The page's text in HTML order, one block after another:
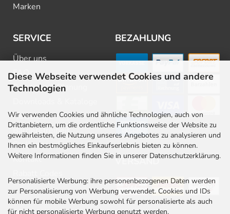
Diese Webseite verwendet Cookies und andere
Technologien
Wir verwenden Cookies und ähnliche Technologien, auch von
Drittanbietern, um die ordentliche Funktionsweise der Website zu
gewährleisten, die Nutzung unseres Angebotes zu analysieren und
Ihnen ein bestmögliches Einkaufserlebnis bieten zu können.
Weitere Informationen finden Sie in unserer Datenschutzerklärung.
Personalisierte Werbung: ihre personenbezogenen Daten werden
zur Personalisierung von Werbung verwendet. Cookies und IDs
können für mobile Werbung sowohl für personalisierte als auch
für nicht personalisierte Werbung genutzt werden.
Marken
SERVICE
Über uns
FAQ
Beratung & Planung
Newsletter
Barrierefreiheit
Stellenangebote
Kontakt
BEZAHLUNG
VERSAND